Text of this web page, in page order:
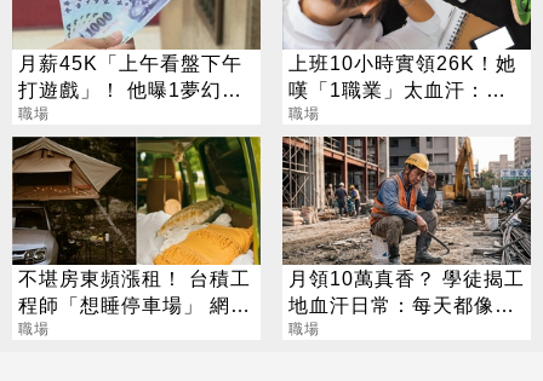
月薪45K「上午看盤下午
打遊戲」！ 他曝1夢幻職
業 網嘆：比保全爽
職場
上班10小時實領26K！她
嘆「1職業」太血汗：真
的好累
職場
不堪房東頻漲租！ 台積工
程師「想睡停車場」 網推
這台：很好睡
職場
月領10萬真香？ 學徒揭工
地血汗日常：每天都像透
支生命
職場